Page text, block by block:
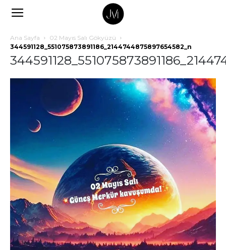
Ana Sayfa
02 Mayıs Salı Gökyüzü
344591128_551075873891186_2144744875897654582_n